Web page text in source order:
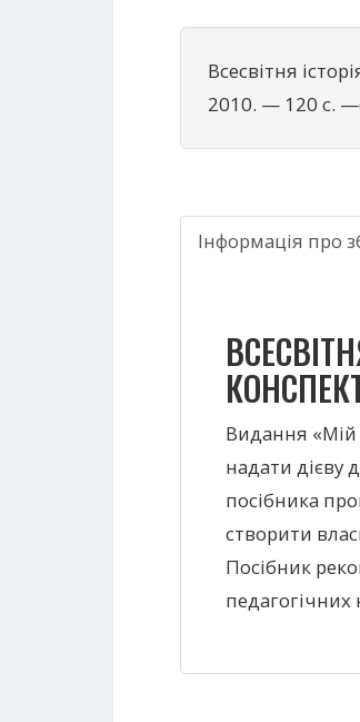
Всесвітня
2010. — 120 с.
Інформація про
Видання «Мій
надати дієву
посібника
створити
Посібник
педагогічних